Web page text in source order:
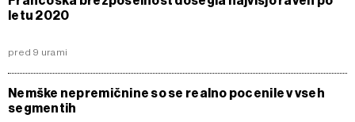
letu 2020
pred 9 urami
Nemške nepremičnine so se realno pocenile v vseh
segmentih